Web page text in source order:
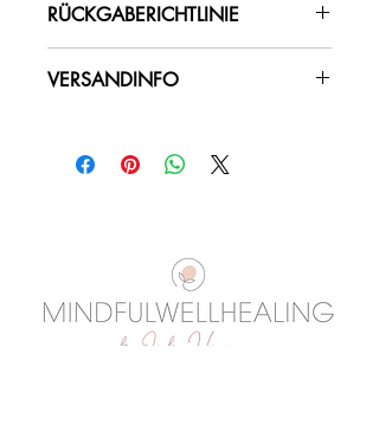
RÜCKGABERICHTLINIE
VERSANDINFO
Energieausgleich per PDF auf die bei
der Buchung angegebene